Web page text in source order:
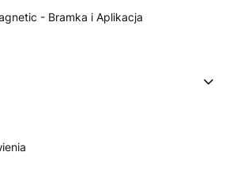
- Bramka i Aplikacja